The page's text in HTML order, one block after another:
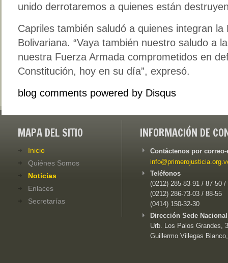
unido derrotaremos a quienes están
Capriles también saludó a quienes integran la
Bolivariana. “Vaya también nuestro saludo a
nuestra Fuerza Armada comprometidos en
Constitución, hoy en su día”, expresó.
blog comments powered by Disqus
MAPA DEL SITIO
Inicio
Quiénes Somos
Noticias
Enlaces
Secretarías
INFORMACIÓN DE
Contáctenos por
Teléfonos
(0212) 285-83-91 / 87-50 /
(0212) 286-73-03 / 88-55
(0414) 150-32-30
Dirección Sede
Urb. Los Palos Grandes,
Guillermo Villegas